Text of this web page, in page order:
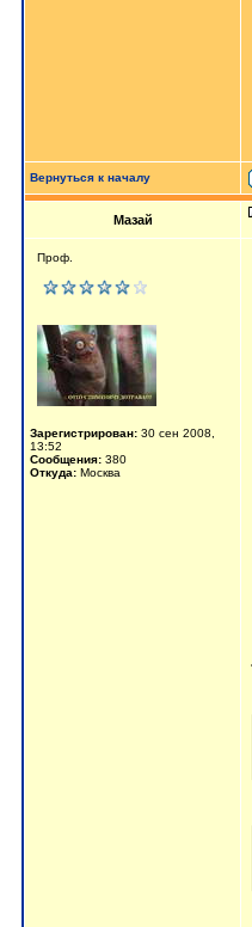
Вернуться к началу
Мазай
Проф.
Зарегистрирован: 30 сен 2008,
13:52
Сообщения: 380
Откуда: Москва